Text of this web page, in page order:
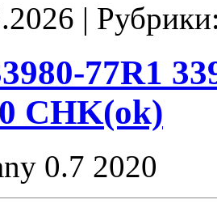
82KP
33980-
00001
E2
CHK(ok)
|
77R1
CHK(ok)
0.7 2020